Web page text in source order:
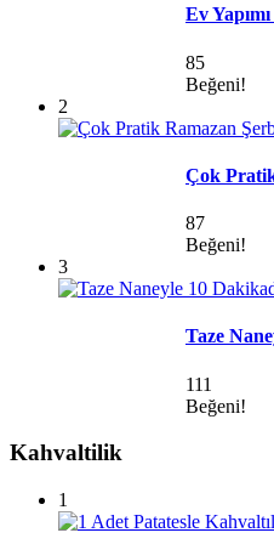
Ev
85
Beğeni!
2
Çok
87
Beğeni!
3
Taze
111
Beğeni!
Kahvaltilik
1